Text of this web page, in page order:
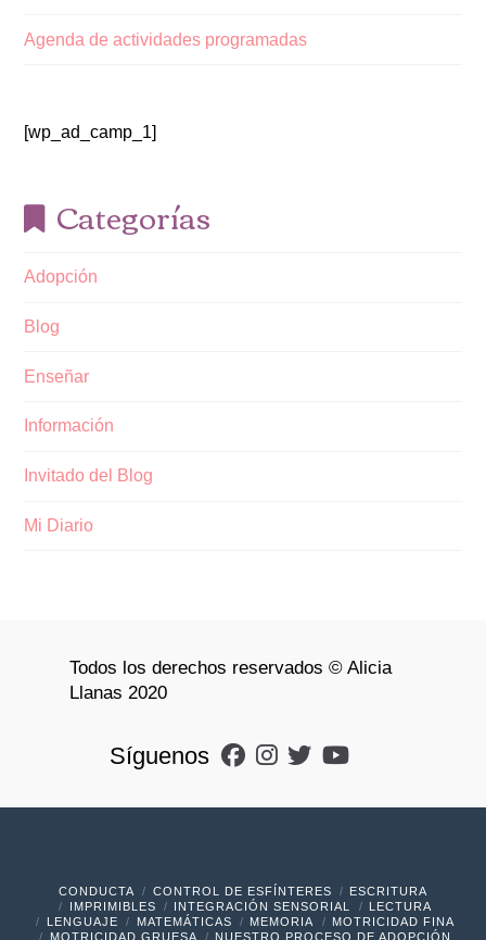
Agenda de actividades programadas
[wp_ad_camp_1]
Categorías
Adopción
Blog
Enseñar
Información
Invitado del Blog
Mi Diario
Todos los derechos reservados © Alicia
Llanas 2020
Síguenos
CONDUCTA CONTROL DE ESFÍNTERES
ESCRITURA
IMPRIMIBLES
INTEGRACIÓN SENSORIAL
LECTURA
LENGUAJE
MATEMÁTICAS MEMORIA
MOTRICIDAD FINA
MOTRICIDAD GRUESA
NUESTRO PROCESO DE ADOPCIÓN